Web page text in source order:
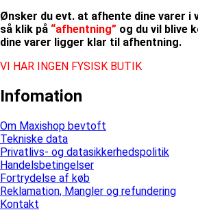
Ønsker du evt. at afhente dine varer i
så klik på “afhentning” og du vil blive
dine varer ligger klar til afhentning.
VI HAR INGEN FYSISK BUTIK
Infomation
Om Maxishop bevtoft
Tekniske data
Privatlivs- og datasikkerhedspolitik
Handelsbetingelser
Fortrydelse af køb
Reklamation, Mangler og refundering
Kontakt